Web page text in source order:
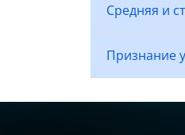
Средняя и
Признание